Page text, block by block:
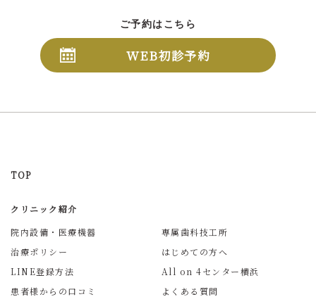
ご予約はこちら
WEB初診予約
TOP
クリニック紹介
院内設備・医療機器
専属歯科技工所
治療ポリシー
はじめての方へ
LINE登録方法
All on 4センター横浜
患者様からの口コミ
よくある質問